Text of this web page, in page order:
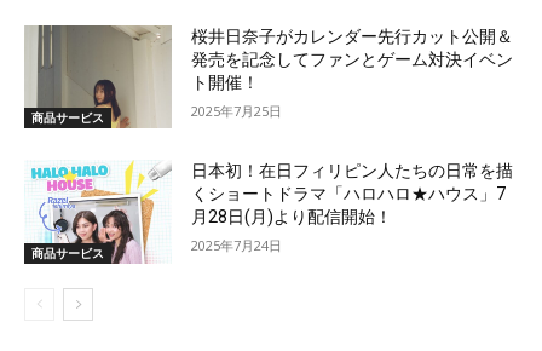
商品サービス
桜井日奈子がカレンダー先行カット公開＆
発売を記念してファンとゲーム対決イベン
ト開催！
2025年7月25日
商品サービス
日本初！在日フィリピン人たちの日常を描
くショートドラマ「ハロハロ★ハウス」7
月28日(月)より配信開始！
2025年7月24日